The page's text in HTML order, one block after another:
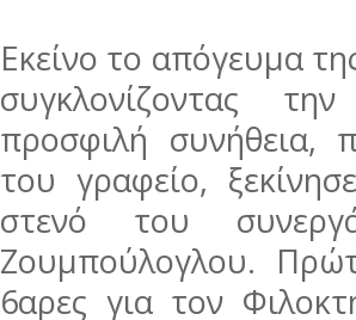
Εκείνο το απόγευμα
συγκλονίζοντας
προσφιλή συνήθεια,
του γραφείο,
στενό του
Ζουμπούλογλου.
6αρες για τον